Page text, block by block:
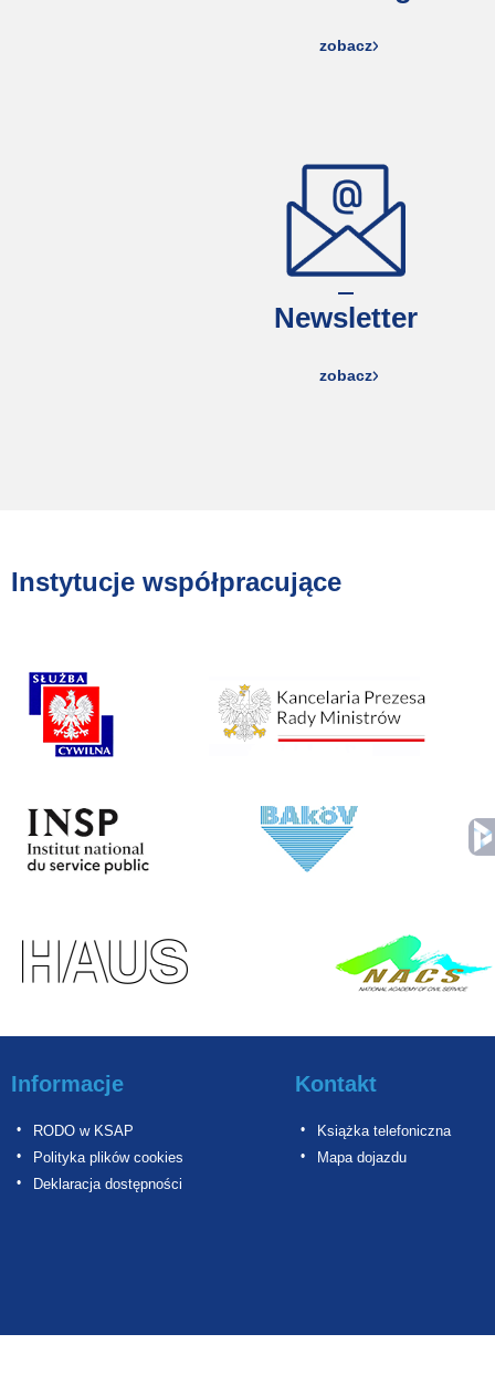
zobacz
Newsletter
zobacz
Instytucje współpracujące
Informacje
RODO w KSAP
Polityka plików cookies
Deklaracja dostępności
Kontakt
Książka telefoniczna
Mapa dojazdu